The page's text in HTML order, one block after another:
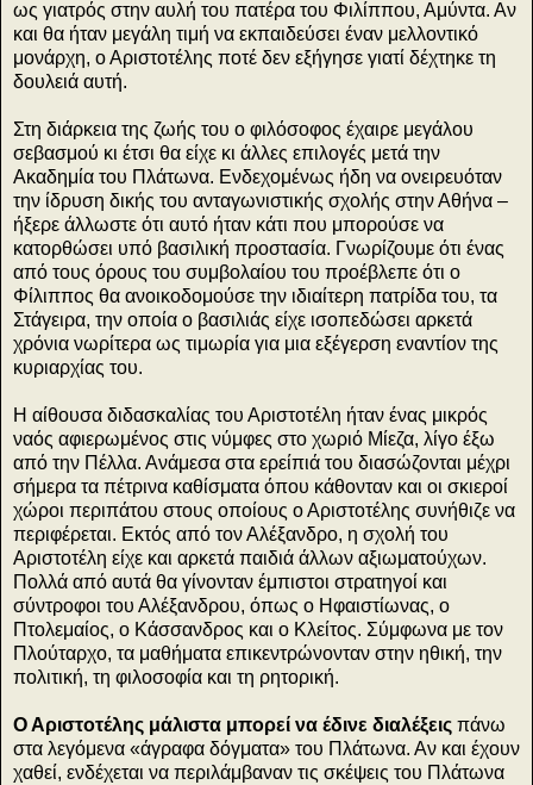
ως γιατρός στην αυλή του πατέρα του Φιλίππου, Αμύντα. Αν
και θα ήταν μεγάλη τιμή να εκπαιδεύσει έναν μελλοντικό
μονάρχη, ο Αριστοτέλης ποτέ δεν εξήγησε γιατί δέχτηκε τη
δουλειά αυτή.
Στη διάρκεια της ζωής του ο φιλόσοφος έχαιρε μεγάλου
σεβασμού κι έτσι θα είχε κι άλλες επιλογές μετά την
Ακαδημία του Πλάτωνα. Ενδεχομένως ήδη να ονειρευόταν
την ίδρυση δικής του ανταγωνιστικής σχολής στην Αθήνα –
ήξερε άλλωστε ότι αυτό ήταν κάτι που μπορούσε να
κατορθώσει υπό βασιλική προστασία. Γνωρίζουμε ότι ένας
από τους όρους του συμβολαίου του προέβλεπε ότι ο
Φίλιππος θα ανοικοδομούσε την ιδιαίτερη πατρίδα του, τα
Στάγειρα, την οποία ο βασιλιάς είχε ισοπεδώσει αρκετά
χρόνια νωρίτερα ως τιμωρία για μια εξέγερση εναντίον της
κυριαρχίας του.
Η αίθουσα διδασκαλίας του Αριστοτέλη ήταν ένας μικρός
ναός αφιερωμένος στις νύμφες στο χωριό Μίεζα, λίγο έξω
από την Πέλλα. Ανάμεσα στα ερείπιά του διασώζονται μέχρι
σήμερα τα πέτρινα καθίσματα όπου κάθονταν και οι σκιεροί
χώροι περιπάτου στους οποίους ο Αριστοτέλης συνήθιζε να
περιφέρεται. Εκτός από τον Αλέξανδρο, η σχολή του
Αριστοτέλη είχε και αρκετά παιδιά άλλων αξιωματούχων.
Πολλά από αυτά θα γίνονταν έμπιστοι στρατηγοί και
σύντροφοι του Αλέξανδρου, όπως ο Ηφαιστίωνας, ο
Πτολεμαίος, ο Κάσσανδρος και ο Κλείτος. Σύμφωνα με τον
Πλούταρχο, τα μαθήματα επικεντρώνονταν στην ηθική, την
πολιτική, τη φιλοσοφία και τη ρητορική.
Ο Αριστοτέλης μάλιστα μπορεί να έδινε διαλέξεις πάνω
στα λεγόμενα «άγραφα δόγματα» του Πλάτωνα. Αν και έχουν
χαθεί, ενδέχεται να περιλάμβαναν τις σκέψεις του Πλάτωνα